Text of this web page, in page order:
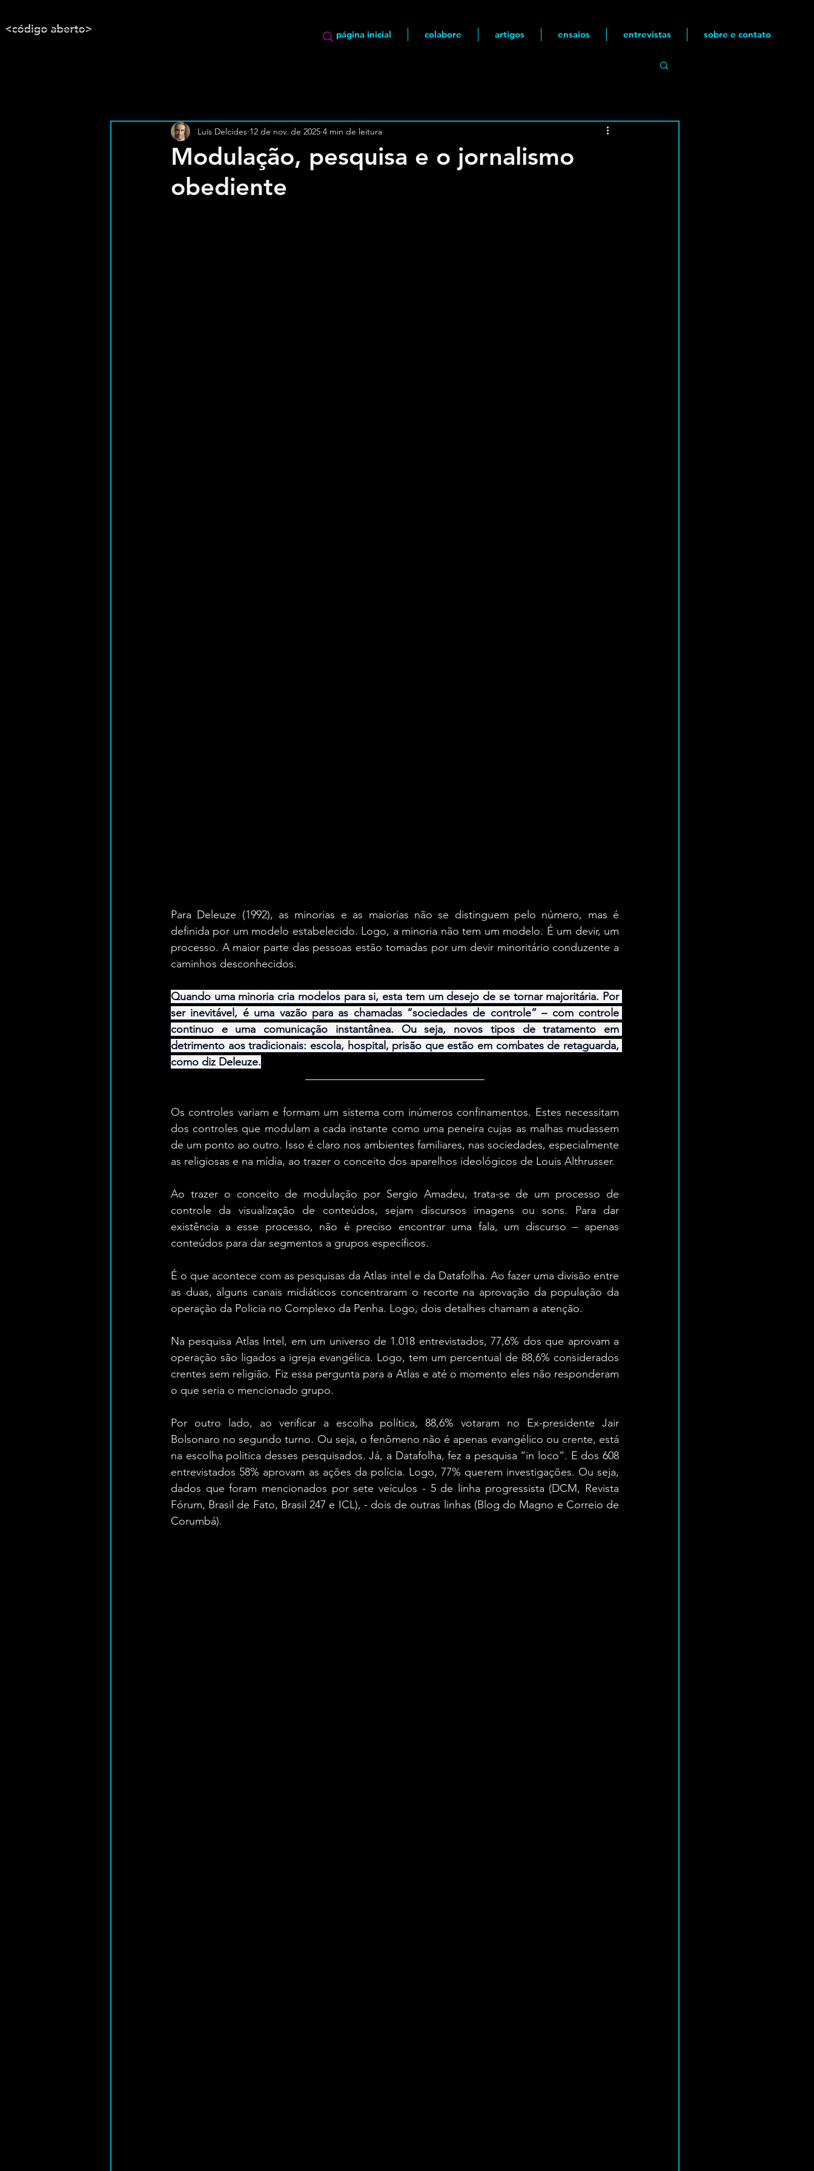
página inicial colabore artigos ensaios entrevistas sobre e contato
Modulação, pesquisa e o jornalismo
obediente
Luís Delcides 12 de nov. de 2025 4 min de leitura
Para Deleuze (1992), as minorias e as maiorias não se distinguem pelo número, mas é
definida por um modelo estabelecido. Logo, a minoria não tem um modelo. É um devir, um
processo. A maior parte das pessoas estão tomadas por um devir minoritário conduzente a
caminhos desconhecidos.
Quando uma minoria cria modelos para si, esta tem um desejo de se tornar majoritária. Por
ser inevitável, é uma vazão para as chamadas “sociedades de controle” – com controle
continuo e uma comunicação instantânea. Ou seja, novos tipos de tratamento em
detrimento aos tradicionais: escola, hospital, prisão que estão em combates de retaguarda,
como diz Deleuze.
Os controles variam e formam um sistema com inúmeros confinamentos. Estes necessitam
dos controles que modulam a cada instante como uma peneira cujas as malhas mudassem
de um ponto ao outro. Isso é claro nos ambientes familiares, nas sociedades, especialmente
as religiosas e na mídia, ao trazer o conceito dos aparelhos ideológicos de Louis Althrusser.
Ao trazer o conceito de modulação por Sergio Amadeu, trata-se de um processo de
controle da visualização de conteúdos, sejam discursos imagens ou sons. Para dar
existência a esse processo, não é preciso encontrar uma fala, um discurso – apenas
conteúdos para dar segmentos a grupos específicos.
É o que acontece com as pesquisas da Atlas intel e da Datafolha. Ao fazer uma divisão entre
as duas, alguns canais midiáticos concentraram o recorte na aprovação da população da
operação da Policia no Complexo da Penha. Logo, dois detalhes chamam a atenção.
Na pesquisa Atlas Intel, em um universo de 1.018 entrevistados, 77,6% dos que aprovam a
operação são ligados a igreja evangélica. Logo, tem um percentual de 88,6% considerados
crentes sem religião. Fiz essa pergunta para a Atlas e até o momento eles não responderam
o que seria o mencionado grupo.
Por outro lado, ao verificar a escolha política, 88,6% votaram no Ex-presidente Jair
Bolsonaro no segundo turno. Ou seja, o fenômeno não é apenas evangélico ou crente, está
na escolha politica desses pesquisados. Já, a Datafolha, fez a pesquisa “in loco”. E dos 608
entrevistados 58% aprovam as ações da polícia. Logo, 77% querem investigações. Ou seja,
dados que foram mencionados por sete veículos - 5 de linha progressista (DCM, Revista
Fórum, Brasil de Fato, Brasil 247 e ICL), - dois de outras linhas (Blog do Magno e Correio de
Corumbá).